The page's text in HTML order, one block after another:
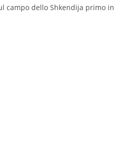
campo dello Shkendija primo in